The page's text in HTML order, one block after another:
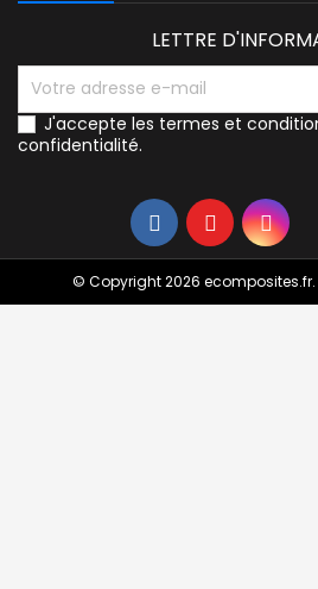
LETTRE
J'accepte les termes et
confidentialité.
© Copyright 2026 ecomposites.fr.